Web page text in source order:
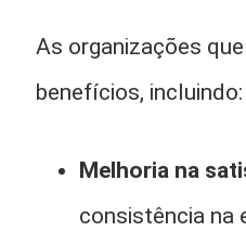
As organizações
benefícios, incluindo:
Melhoria na
consistência na